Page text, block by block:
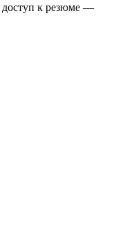
доступ к резюме —